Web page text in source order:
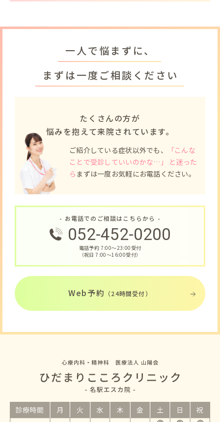
一人で悩まずに、
まずは一度ご相談ください
たくさんの方が
悩みを抱えて来院されています。
ご紹介している症状以外でも、
「こんな
ことで受診していいのかな…」 と迷った
ら まずは一度お気軽にお電話ください。
- お電話でのご相談はこちらから -
052-452-0200
電話予約 7:00〜23:00受付
（祝日 7:00〜16:00受付）
Web予約 （24時間受付）